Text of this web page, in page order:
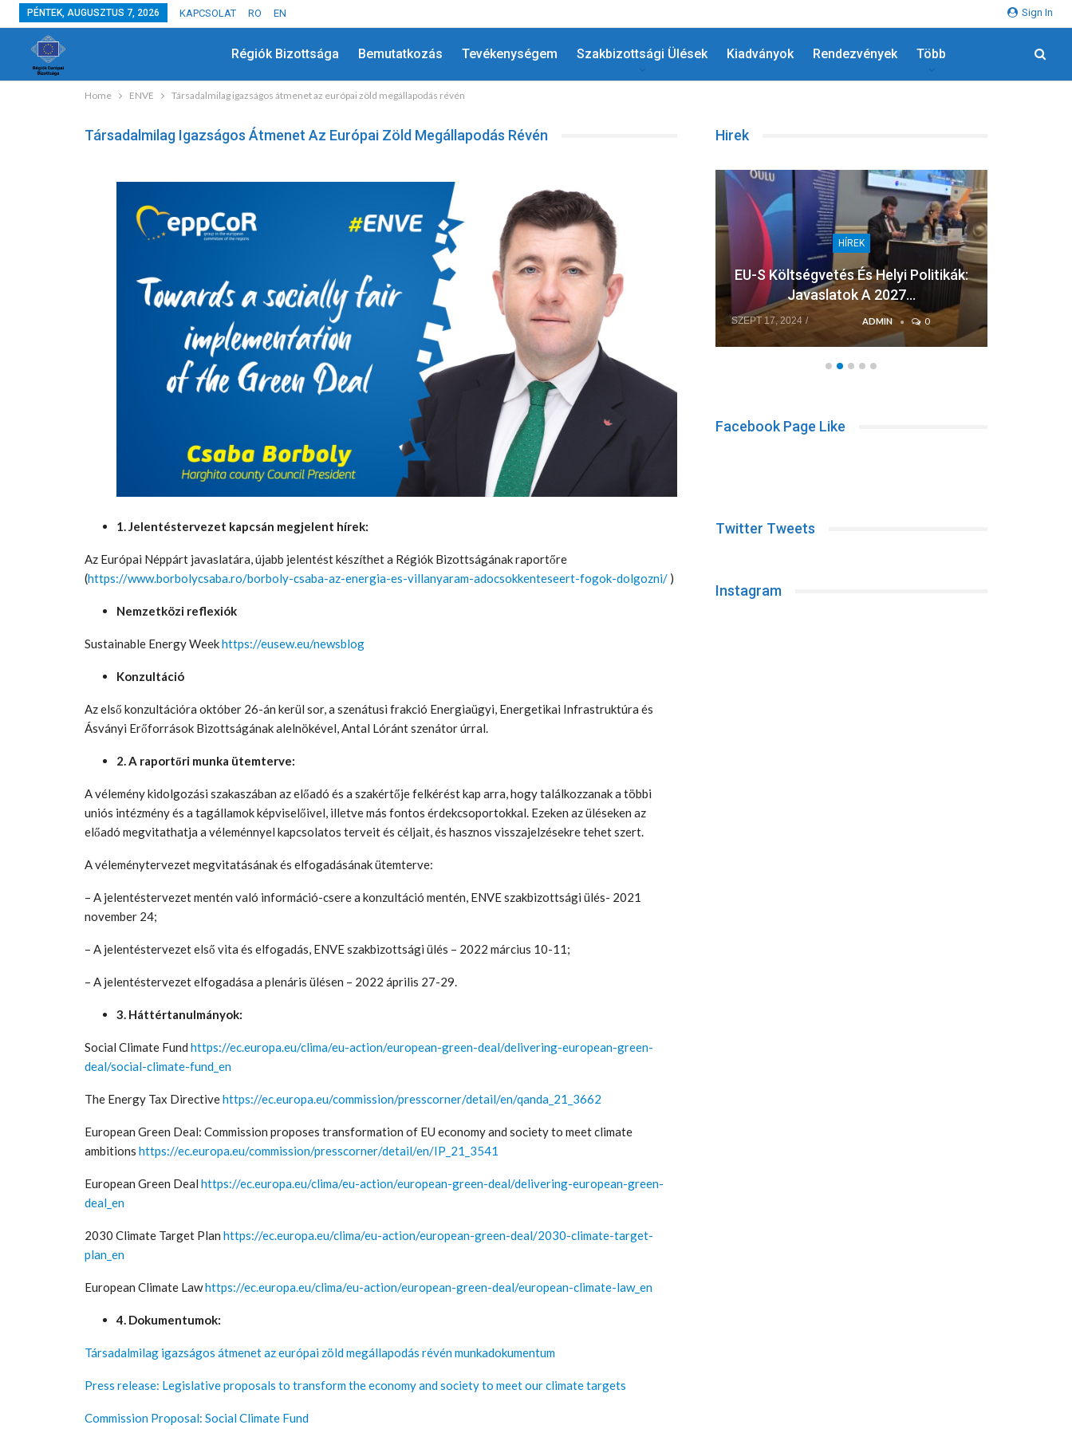
Sign In
PÉNTEK, AUGUSZTUS 7, 2026 KAPCSOLAT RO EN
Régiók Bizottsága Bemutatkozás Tevékenységem Szakbizottsági Ülések Kiadványok Rendezvények Több
Home ENVE Társadalmilag igazságos átmenet az európai zöld megállapodás révén
Társadalmilag Igazságos Átmenet Az Európai Zöld Megállapodás Révén
1. Jelentéstervezet kapcsán megjelent hírek:
Az Európai Néppárt javaslatára, újabb jelentést készíthet a Régiók Bizottságának raportőre
(https://www.borbolycsaba.ro/borboly-csaba-az-energia-es-villanyaram-adocsokkenteseert-fogok-dolgozni/ )
Nemzetközi reflexiók
Sustainable Energy Weekhttps://eusew.eu/newsblog
Konzultáció
Az első konzultációra október 26-án kerül sor, a szenátusi frakció Energiaügyi, Energetikai Infrastruktúra és
Ásványi Erőforrások Bizottságának alelnökével, Antal Lóránt szenátor úrral.
2. A raportőri munka ütemterve:
A vélemény kidolgozási szakaszában az előadó és a szakértője felkérést kap arra, hogy találkozzanak a többi
uniós intézmény és a tagállamok képviselőivel, illetve más fontos érdekcsoportokkal. Ezeken az üléseken az
előadó megvitathatja a véleménnyel kapcsolatos terveit és céljait, és hasznos visszajelzésekre tehet szert.
A véleménytervezet megvitatásának és elfogadásának ütemterve:
– A jelentéstervezet mentén való információ-csere a konzultáció mentén, ENVE szakbizottsági ülés- 2021
november 24;
– A jelentéstervezet első vita és elfogadás, ENVE szakbizottsági ülés – 2022 március 10-11;
– A jelentéstervezet elfogadása a plenáris ülésen – 2022 április 27-29.
3. Háttértanulmányok:
Social Climate Fund https://ec.europa.eu/clima/eu-action/european-green-deal/delivering-european-green-
deal/social-climate-fund_en
The Energy Tax Directivehttps://ec.europa.eu/commission/presscorner/detail/en/qanda_21_3662
European Green Deal: Commission proposes transformation of EU economy and society to meet climate
ambitions https://ec.europa.eu/commission/presscorner/detail/en/IP_21_3541
European Green Deal https://ec.europa.eu/clima/eu-action/european-green-deal/delivering-european-green-
deal_en
2030 Climate Target Plan https://ec.europa.eu/clima/eu-action/european-green-deal/2030-climate-target-
plan_en
European Climate Lawhttps://ec.europa.eu/clima/eu-action/european-green-deal/european-climate-law_en
4. Dokumentumok:
Társadalmilag igazságos átmenet az európai zöld megállapodás révén munkadokumentum
Press release: Legislative proposals to transform the economy and society to meet our climate targets
Commission Proposal: Social Climate Fund
Hirek
Együtt Ültettük El A Jövő Fáit!
0
Megtiszteltetés A Régiók Európai
Bizottságát Képviselni Az…
ADMIN
MÁJ 7, 2025
HÍREK
EU-S Költségvetés És Helyi Politikák:
Javaslatok A 2027…
ADMIN
SZEPT 17, 2024 0
Facebook Page Like
Twitter Tweets
Instagram